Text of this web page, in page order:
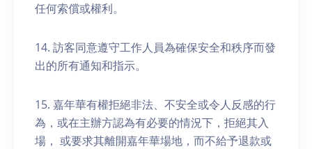
任何索償或權利。
14. 訪客同意遵守工作人員為確保安全和秩序而發
出的所有通知和指示。
15. 嘉年華有權拒絕非法、不安全或令人反感的行
為，或在主辦方認為有必要的情況下，拒絕其入
場， 或要求其離開嘉年華場地，而不給予退款或